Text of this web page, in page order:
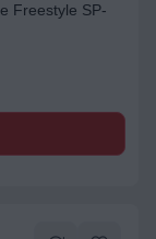
Freestyle SP-